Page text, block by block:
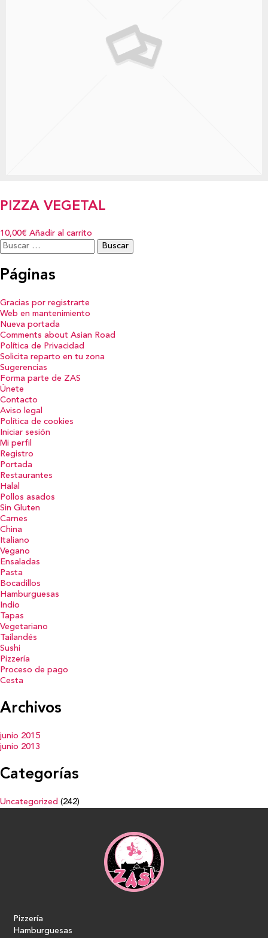
PIZZA VEGETAL
10,00€ Añadir al carrito
Buscar:
Páginas
Gracias por registrarte
Web en mantenimiento
Nueva portada
Comments about Asian Road
Política de Privacidad
Solicita reparto en tu zona
Sugerencias
Forma parte de ZAS
Únete
Contacto
Aviso legal
Política de cookies
Iniciar sesión
Mi perfil
Registro
Portada
Restaurantes
Halal
Pollos asados
Sin Gluten
Carnes
China
Italiano
Vegano
Ensaladas
Pasta
Bocadillos
Hamburguesas
Indio
Tapas
Vegetariano
Tailandés
Sushi
Pizzería
Proceso de pago
Cesta
Archivos
junio 2015
junio 2013
Categorías
Uncategorized (242)
Pizzería
Hamburguesas